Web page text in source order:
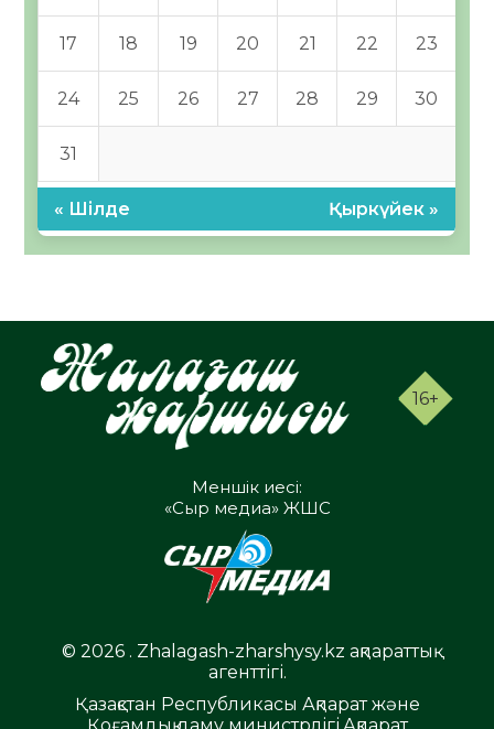
17 18 19 20 21 22 23
24 25 26 27 28 29 30
31
« Шілде Қыркүйек »
16+
Меншік иесі:
«Сыр медиа» ЖШС
© 2026 . Zhalagash-zharshysy.kz ақпараттық
агенттігі.
Қазақстан Республикасы Ақпарат және